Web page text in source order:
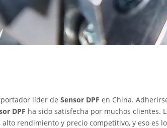
líder de Sensor DPF en China.
DPF ha sido satisfecha por muchos clientes.
rendimiento y precio competitivo, y eso es